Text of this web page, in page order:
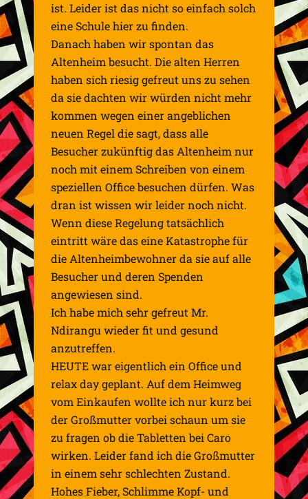
ist. Leider ist das nicht so einfach solch
eine Schule hier zu finden.
Danach haben wir spontan das
Altenheim besucht. Die alten Herren
haben sich riesig gefreut uns zu sehen
da sie dachten wir würden nicht mehr
kommen wegen einer angeblichen
neuen Regel die sagt, dass alle
Besucher zukünftig das Altenheim nur
noch mit einem Schreiben von einem
speziellen Office besuchen dürfen. Was
dran ist wissen wir leider noch nicht.
Wenn diese Regelung tatsächlich
eintritt wäre das eine Katastrophe für
die Altenheimbewohner da sie auf alle
Besucher und deren Spenden
angewiesen sind.
Ich habe mich sehr gefreut Mr.
Ndirangu wieder fit und gesund
anzutreffen.
HEUTE war eigentlich ein Office und
relax day geplant. Auf dem Heimweg
vom Einkaufen wollte ich nur kurz bei
der Großmutter vorbei schaun um sie
zu fragen ob die Tabletten bei Caro
wirken. Leider fand ich die Großmutter
in einem sehr schlechten Zustand.
Hohes Fieber, Schlimme Kopf- und